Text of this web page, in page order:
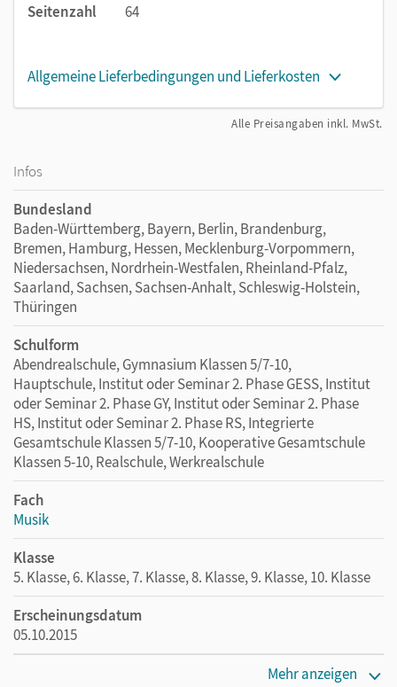
Seitenzahl
64
Allgemeine Lieferbedingungen und Lieferkosten
Alle Preisangaben inkl. MwSt.
Infos
Bundesland
Baden-Württemberg, Bayern, Berlin, Brandenburg,
Bremen, Hamburg, Hessen, Mecklenburg-Vorpommern,
Niedersachsen, Nordrhein-Westfalen, Rheinland-Pfalz,
Saarland, Sachsen, Sachsen-Anhalt, Schleswig-Holstein,
Thüringen
Schulform
Abendrealschule, Gymnasium Klassen 5/7-10,
Hauptschule, Institut oder Seminar 2. Phase GESS, Institut
oder Seminar 2. Phase GY, Institut oder Seminar 2. Phase
HS, Institut oder Seminar 2. Phase RS, Integrierte
Gesamtschule Klassen 5/7-10, Kooperative Gesamtschule
Klassen 5-10, Realschule, Werkrealschule
Fach
Musik
Klasse
5. Klasse, 6. Klasse, 7. Klasse, 8. Klasse, 9. Klasse, 10. Klasse
Erscheinungsdatum
05.10.2015
Mehr anzeigen